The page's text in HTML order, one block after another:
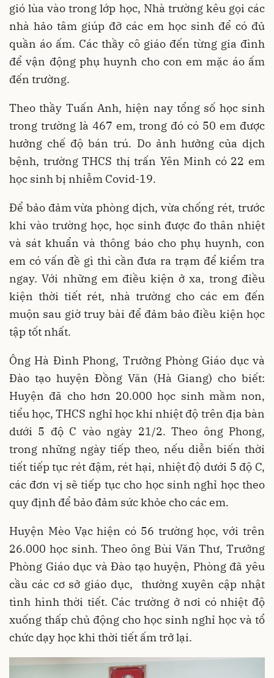
gió lùa vào trong lớp học, Nhà trường kêu gọi các
nhà hảo tâm giúp đỡ các em học sinh để có đủ
quần áo ấm. Các thầy cô giáo đến từng gia đình
để vận động phụ huynh cho con em mặc áo ấm
đến trường.
Theo thầy Tuấn Anh, hiện nay tổng số học sinh
trong trường là 467 em, trong đó có 50 em được
hưởng chế độ bán trú. Do ảnh hưởng của dịch
bệnh, trường THCS thị trấn Yên Minh có 22 em
học sinh bị nhiễm Covid-19.
Để bảo đảm vừa phòng dịch, vừa chống rét, trước
khi vào trường học, học sinh được đo thân nhiệt
và sát khuẩn và thông báo cho phụ huynh, con
em có vấn đề gì thì cần đưa ra trạm để kiểm tra
ngay. Với những em điều kiện ở xa, trong điều
kiện thời tiết rét, nhà trường cho các em đến
muộn sau giờ truy bài để đảm bảo điều kiện học
tập tốt nhất.
Ông Hà Đình Phong, Trưởng Phòng Giáo dục và
Đào tạo huyện Đồng Văn (Hà Giang) cho biết:
Huyện đã cho hơn 20.000 học sinh mầm non,
tiểu học, THCS nghỉ học khi nhiệt độ trên địa bàn
dưới 5 độ C vào ngày 21/2. Theo ông Phong,
trong những ngày tiếp theo, nếu diễn biến thời
tiết tiếp tục rét đậm, rét hại, nhiệt độ dưới 5 độ C,
các đơn vị sẽ tiếp tục cho học sinh nghỉ học theo
quy định để bảo đảm sức khỏe cho các em.
Huyện Mèo Vạc hiện có 56 trường học, với trên
26.000 học sinh. Theo ông Bùi Văn Thư, Trưởng
Phòng Giáo dục và Đào tạo huyện, Phòng đã yêu
cầu các cơ sở giáo dục, thường xuyên cập nhật
tình hình thời tiết. Các trường ở nơi có nhiệt độ
xuống thấp chủ động cho học sinh nghỉ học và tổ
chức dạy học khi thời tiết ấm trở lại.